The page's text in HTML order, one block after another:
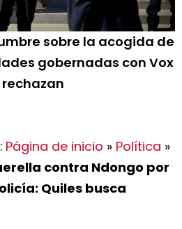
sobre la acogida de
gobernadas con Vox
rechazan
Página de inicio » Política »
contra Ndongo por
Quiles busca